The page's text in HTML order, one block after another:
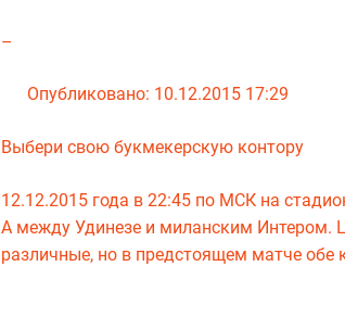
–
Опубликовано: 10.12.2015 17:29
Выбери свою букмекерскую контору
12.12.2015 года в 22:45 по МСК на
А между Удинезе и миланским Интером.
различные, но в предстоящем матче обе